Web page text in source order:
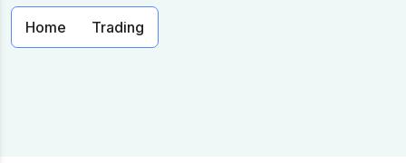
Home Trading